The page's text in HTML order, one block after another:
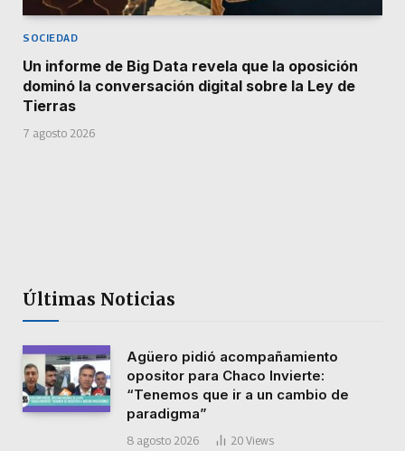
SOCIEDAD
Un informe de Big Data revela que la oposición
dominó la conversación digital sobre la Ley de
Tierras
7 agosto 2026
Últimas Noticias
Agüero pidió acompañamiento
opositor para Chaco Invierte:
“Tenemos que ir a un cambio de
paradigma”
8 agosto 2026 20 Views